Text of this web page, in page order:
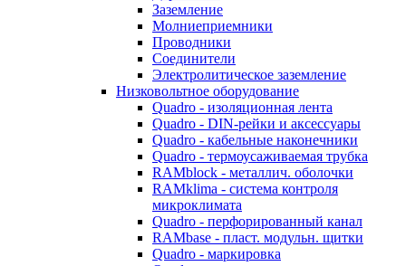
Заземление
Молниеприемники
Проводники
Соединители
Электролитическое заземление
Низковольтное оборудование
Quadro - изоляционная лента
Quadro - DIN-рейки и аксессуары
Quadro - кабельные наконечники
Quadro - термоусаживаемая трубка
RAMblock - металлич. оболочки
RAMklima - система контроля
микроклимата
Quadro - перфорированный канал
RAMbase - пласт. модульн. щитки
Quadro - маркировка